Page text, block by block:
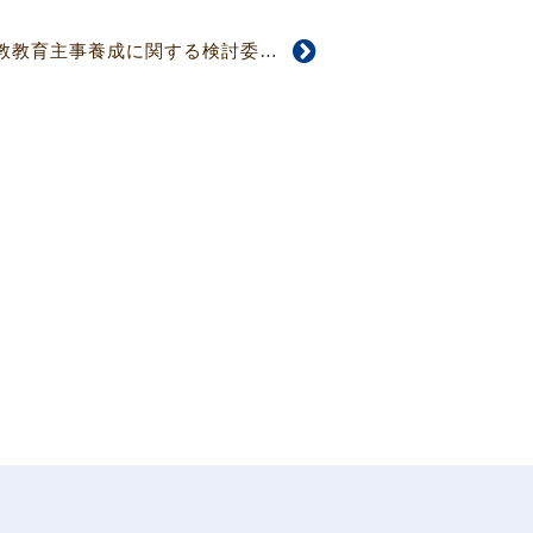
【4687号】キリスト教教育主事養成に関する検討委員会設置 信仰問答作成巡り議論